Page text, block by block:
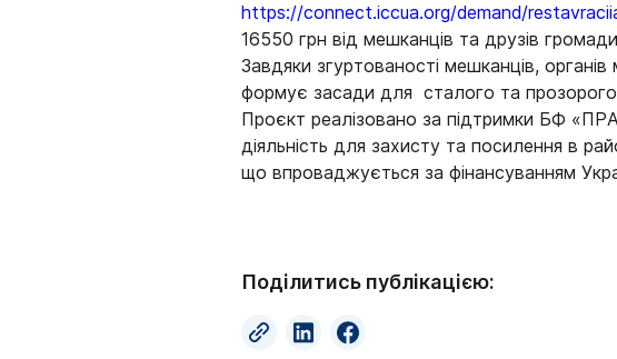
https://connect.iccua.org/demand/
16550 грн від мешканців та друзів
Завдяки згуртованості мешканців,
формує засади для сталого та прозорого
Проєкт реалізовано за підтримки БФ
діяльність для захисту та посилення в
що впроваджується за фінансуванням
Поділитись публікацією: